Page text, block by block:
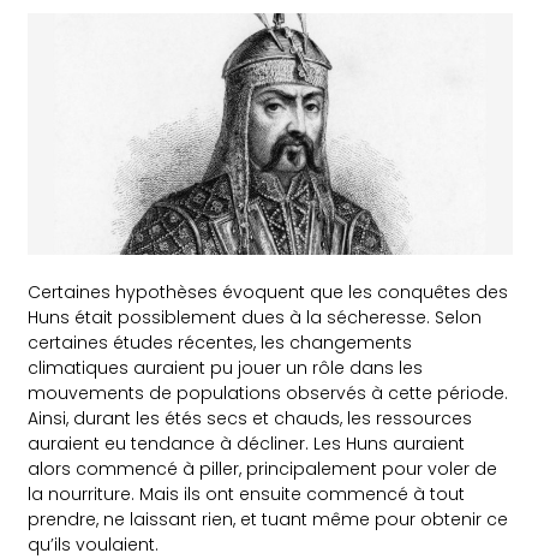
Certaines hypothèses évoquent que les conquêtes des
Huns était possiblement dues à la sécheresse. Selon
certaines études récentes, les changements
climatiques auraient pu jouer un rôle dans les
mouvements de populations observés à cette période.
Ainsi, durant les étés secs et chauds, les ressources
auraient eu tendance à décliner. Les Huns auraient
alors commencé à piller, principalement pour voler de
la nourriture. Mais ils ont ensuite commencé à tout
prendre, ne laissant rien, et tuant même pour obtenir ce
qu’ils voulaient.